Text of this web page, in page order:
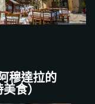
穆達拉的
食）